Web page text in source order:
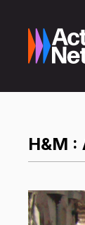
H&M :